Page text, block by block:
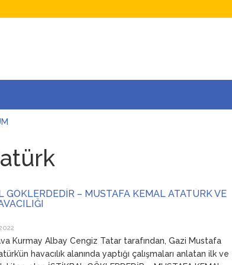
GÖKLERDEDİR – MUSTAFA KEMAL ATATÜRK VE
Kurmay Albay Cengiz Tatar tarafından, Gazi Mustafa
havacılık alanında yaptığı çalışmaları anlatan ilk ve